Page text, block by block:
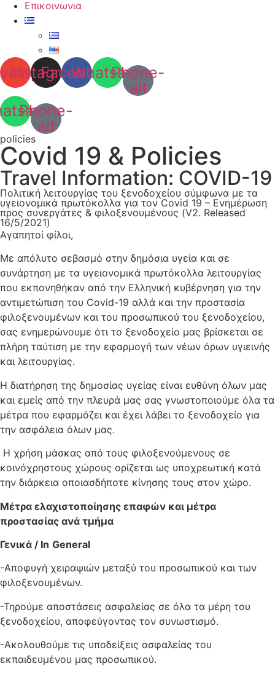
Επικοινωνια
Instagram
Facebook
Whatsapp
Phone-
alt
Phone-
alt
policies
Covid 19 & Policies
Travel Information: COVID-19
Πολιτική λειτουργίας του ξενοδοχείου σύμφωνα με τα
υγειονομικά πρωτόκολλα για τον Covid 19 – Ενημέρωση
προς συνεργάτες & φιλοξενουμένους (V2. Released
16/5/2021)
Αγαπητοί φίλοι,
Με απόλυτο σεβασμό στην δημόσια υγεία και σε
συνάρτηση με τα υγειονομικά πρωτόκολλα λειτουργίας
που εκπονηθήκαν από την Ελληνική κυβέρνηση για την
αντιμετώπιση του Covid-19 αλλά και την προστασία
φιλοξενουμένων και του προσωπικού του ξενοδοχείου,
σας ενημερώνουμε ότι το ξενοδοχείο μας βρίσκεται σε
πλήρη ταύτιση με την εφαρμογή των νέων όρων υγιεινής
και λειτουργίας.
Η διατήρηση της δημοσίας υγείας είναι ευθύνη όλων μας
και εμείς από την πλευρά μας σας γνωστοποιούμε όλα τα
μέτρα που εφαρμόζει και έχει λάβει το ξενοδοχείο για
την ασφάλεια όλων μας.
Η χρήση μάσκας από τους φιλοξενούμενους σε
κοινόχρηστους χώρους ορίζεται ως υποχρεωτική κατά
την διάρκεια οποιασδήποτε κίνησης τους στον χώρο.
Μέτρα ελαχιστοποίησης επαφών και μέτρα
προστασίας ανά τμήμα
Γενικά / In General
-Αποφυγή χειραψιών μεταξύ του προσωπικού και των
φιλοξενουμένων.
-Τηρούμε αποστάσεις ασφαλείας σε όλα τα μέρη του
ξενοδοχείου, αποφεύγοντας τον συνωστισμό.
-Ακολουθούμε τις υποδείξεις ασφαλείας του
εκπαιδευμένου μας προσωπικού.